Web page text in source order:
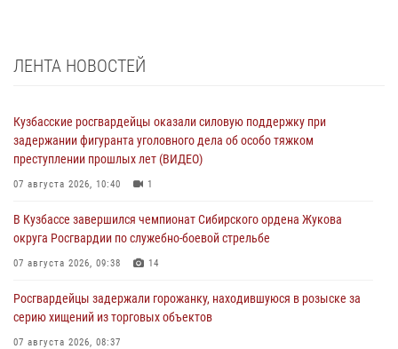
ЛЕНТА НОВОСТЕЙ
Кузбасские росгвардейцы оказали силовую поддержку при
задержании фигуранта уголовного дела об особо тяжком
преступлении прошлых лет (ВИДЕО)
07 августа 2026, 10:40 1
В Кузбассе завершился чемпионат Сибирского ордена Жукова
округа Росгвардии по служебно-боевой стрельбе
07 августа 2026, 09:38 14
Росгвардейцы задержали горожанку, находившуюся в розыске за
серию хищений из торговых объектов
07 августа 2026, 08:37